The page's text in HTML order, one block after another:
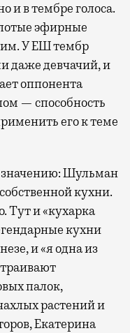
и в тембре голоса.
эфирные
У ЕШ тембр
даже девчачий, и
оппонента
— способность
его к теме
значению: Шульман
кухни.
Тут и «кухарка
кухни
и «я одна из
палок,
растений и
Екатерина